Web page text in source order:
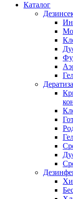
Каталог